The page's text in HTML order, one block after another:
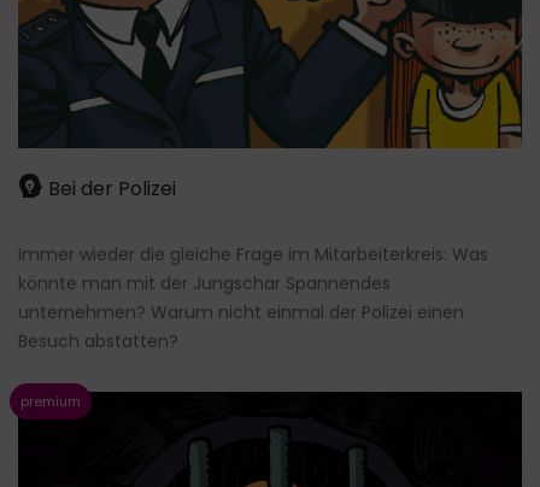
Bei der Polizei
Immer wieder die gleiche Frage im Mitarbeiterkreis: Was
könnte man mit der Jungschar Spannendes
unternehmen? Warum nicht einmal der Polizei einen
Besuch abstatten?